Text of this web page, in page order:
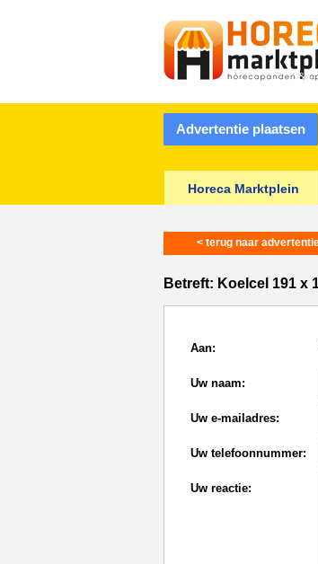
Advertentie plaatsen
Horeca Marktplein
< terug naar
Betreft: Koelcel 191 x
Aan:
Uw naam:
Uw e-mailadres:
Uw telefoonnummer:
Uw reactie: